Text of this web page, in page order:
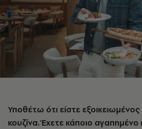
Υποθέτω ότι είστε εξοικειωμένος με την ελληνική
κουζίνα. Έχετε κάποιο αγαπημένο